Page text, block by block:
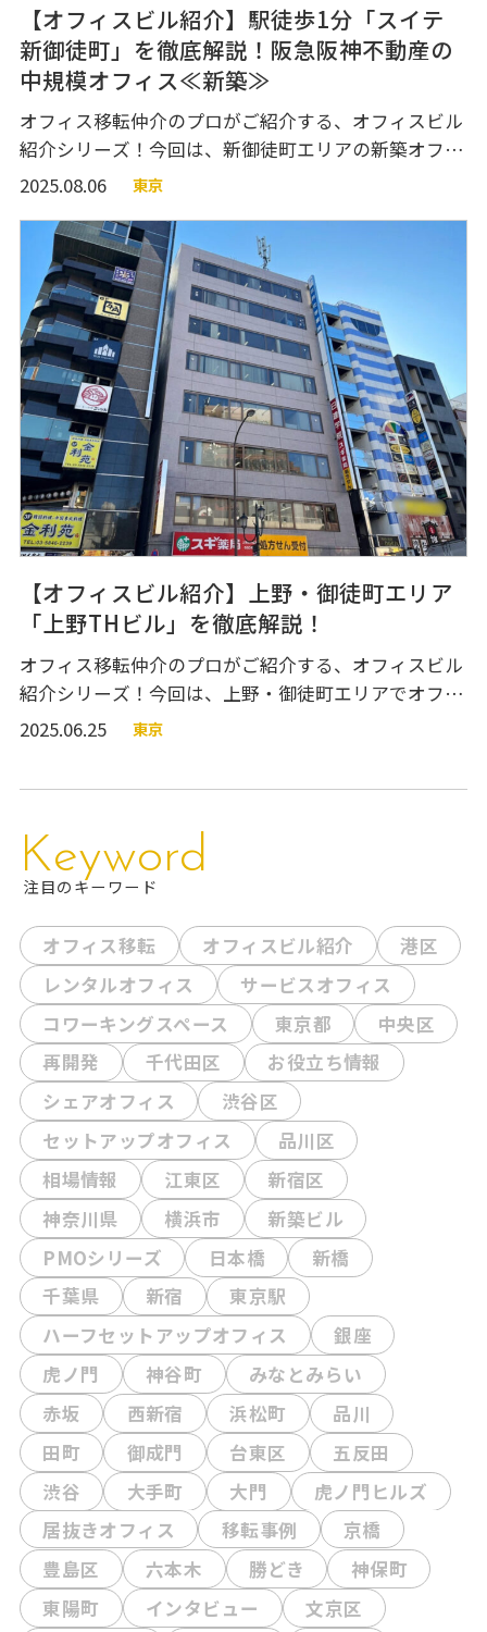
【オフィスビル紹介】駅徒歩1分「スイテ
新御徒町」を徹底解説！阪急阪神不動産の
中規模オフィス≪新築≫
オフィス移転仲介のプロがご紹介する、オフィスビル
紹介シリーズ！今回は、新御徒町エリアの新築オフィ
スビル『スイテ新御徒町』のご紹介です。新御徒町エ
さい！ ビルエントランス、エレベーターホール、共用
部分、オフィスフロア、ビル設備などをご紹介してい
ます。図面や360度VR内覧動画もあるのでご参考にし
てください。 物件
2025.08.06 東京
【オフィスビル紹介】上野・御徒町エリア
「上野THビル」を徹底解説！
オフィス移転仲介のプロがご紹介する、オフィスビル
紹介シリーズ！今回は、上野・御徒町エリアでオフィ
ス移転をご検討中の方へぜひチェックして欲しい『上
もあるので、ぜひご参考にしてください！ 物件概要
ビル名：上野TH
2025.06.25 東京
Keyword
注目のキーワード
オフィス移転 オフィスビル紹介
港区
レンタルオフィス
サービスオフィス
コワーキングスペース
東京都
中央区
再開発
千代田区
お役立ち情報
シェアオフィス
渋谷区
セットアップオフィス
品川区
相場情報
江東区
新宿区
神奈川県
横浜市
新築ビル
PMOシリーズ
日本橋
新橋
千葉県
新宿
東京駅
ハーフセットアップオフィス
銀座
虎ノ門
神谷町
みなとみらい
赤坂
西新宿 浜松町
品川
田町
御成門 台東区
五反田
渋谷
大手町 大門
虎ノ門ヒルズ
居抜きオフィス
移転事例
京橋
豊島区
六本木 勝どき
神保町
東陽町
インタビュー
文京区